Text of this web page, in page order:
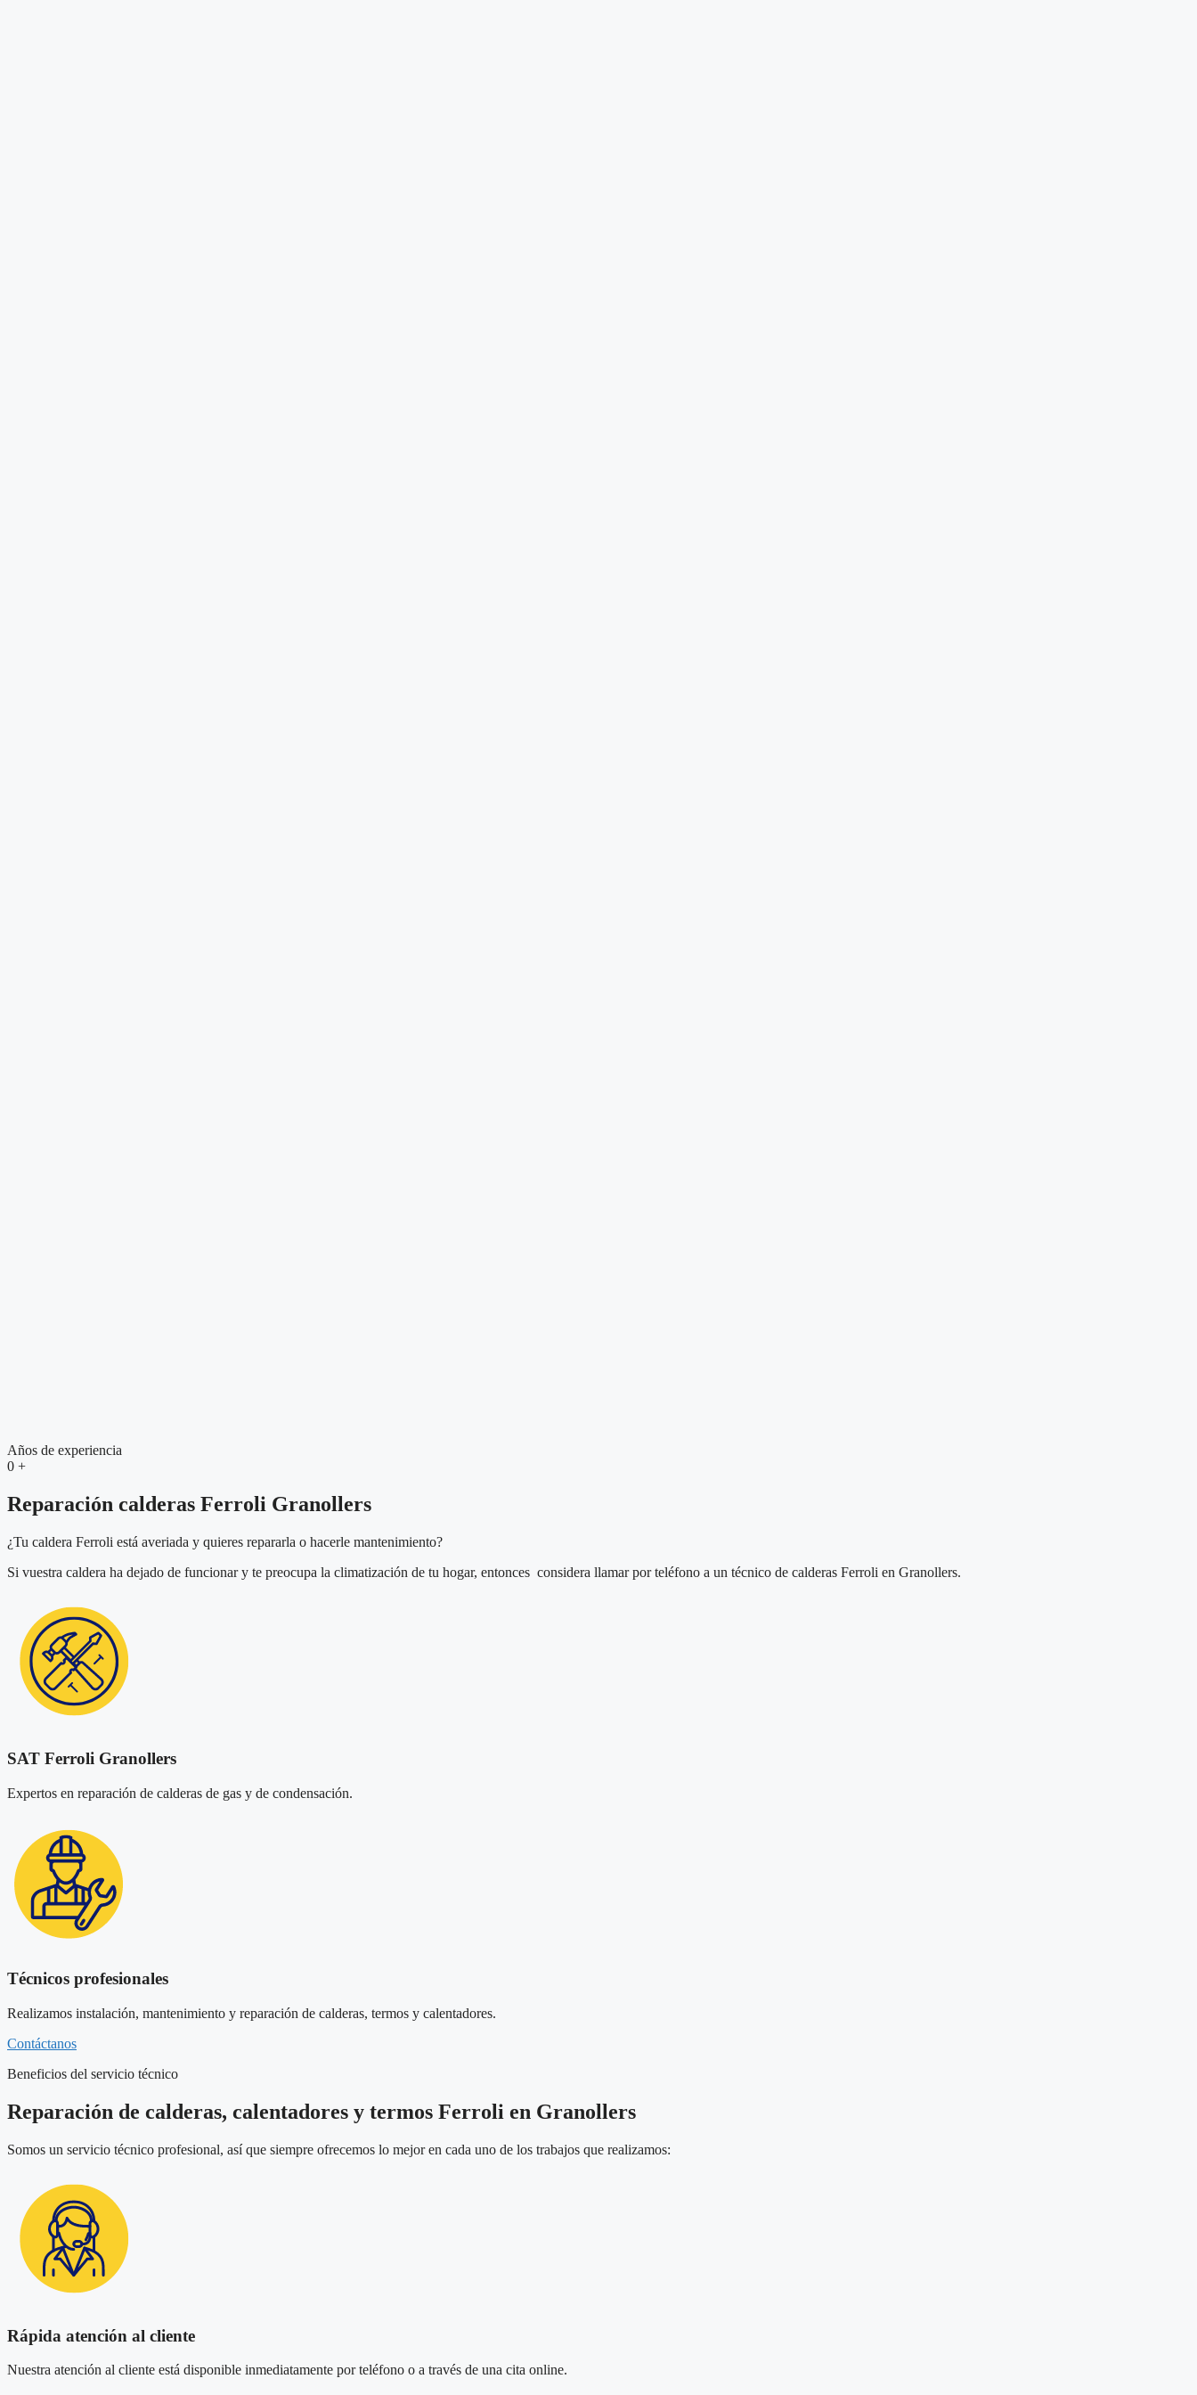
Años de experiencia
0 +
Reparación calderas Ferroli Granollers
¿Tu caldera Ferroli está averiada y quieres repararla o hacerle mantenimiento?
Si vuestra caldera ha dejado de funcionar y te preocupa la climatización de tu hogar, entonces considera llamar por teléfono a un técnico de calderas Ferroli en Granollers.
SAT Ferroli Granollers
Expertos en reparación de calderas de gas y de condensación.
Técnicos profesionales
Realizamos instalación, mantenimiento y reparación de calderas, termos y calentadores.
Contáctanos
Beneficios del servicio técnico
Reparación de calderas, calentadores y termos Ferroli en Granollers
Somos un servicio técnico profesional, así que siempre ofrecemos lo mejor en cada uno de los trabajos que realizamos:
Rápida atención al cliente
Nuestra atención al cliente está disponible inmediatamente por teléfono o a través de una cita online.